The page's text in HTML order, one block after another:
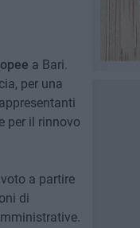
a Bari.
per una
per il rinnovo
a partire
di